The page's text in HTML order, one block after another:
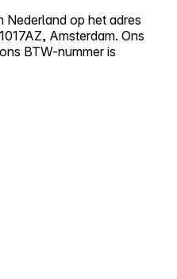
Nederland op het adres
Amsterdam. Ons
BTW-nummer is